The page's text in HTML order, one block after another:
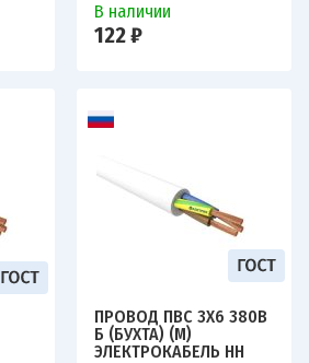
В наличии
122 ₽
ПРОВОД ПВС 3Х6 380В
Б (БУХТА) (М)
ЭЛЕКТРОКАБЕЛЬ НН